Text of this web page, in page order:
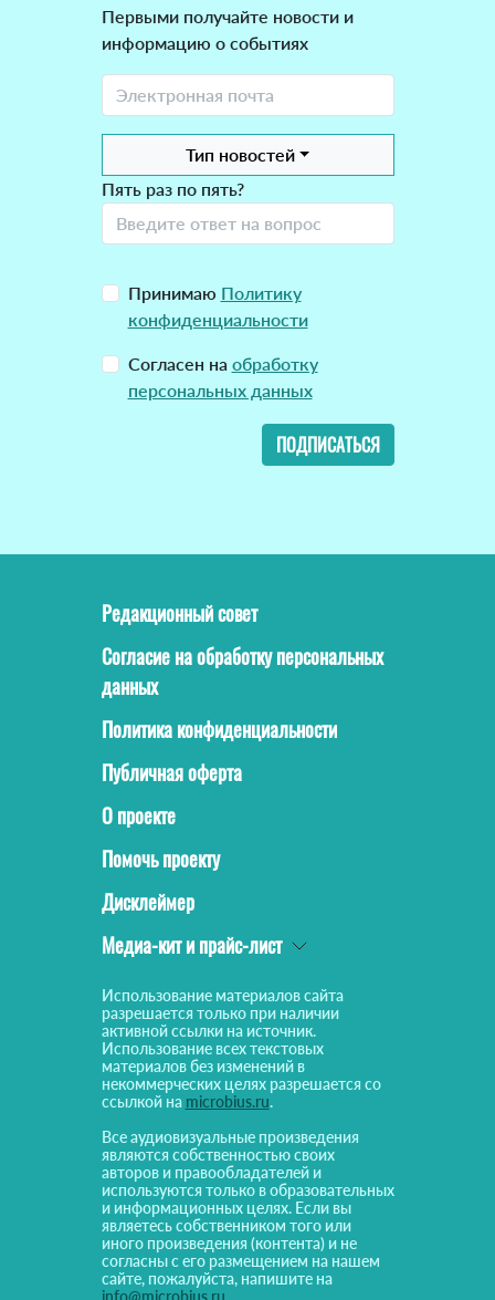
Первыми получайте новости и
информацию о событиях
Тип новостей
Пять раз по пять?
Принимаю Политику
конфиденциальности
Согласен на обработку
персональных данных
ПОДПИСАТЬСЯ
Редакционный совет
Согласие на обработку персональных
данных
Политика конфиденциальности
Публичная оферта
О проекте
Помочь проекту
Дисклеймер
Медиа-кит и прайс-лист
Использование материалов сайта
разрешается только при наличии
активной ссылки на источник.
Использование всех текстовых
материалов без изменений в
некоммерческих целях разрешается со
ссылкой на microbius.ru.
Все аудиовизуальные произведения
являются собственностью своих
авторов и правообладателей и
используются только в образовательных
и информационных целях. Если вы
являетесь собственником того или
иного произведения (контента) и не
согласны с его размещением на нашем
сайте, пожалуйста, напишите на
info@microbius.ru